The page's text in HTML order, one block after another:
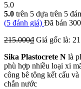
5.0
5.0 trên 5 dựa trên 5
(5 đánh giá) Đã bán 300
215.000₫ Giá gốc là:
Sika Plastocrete N là
phù hợp nhiều loại xi
công bê tông kết cấu
chắn nước